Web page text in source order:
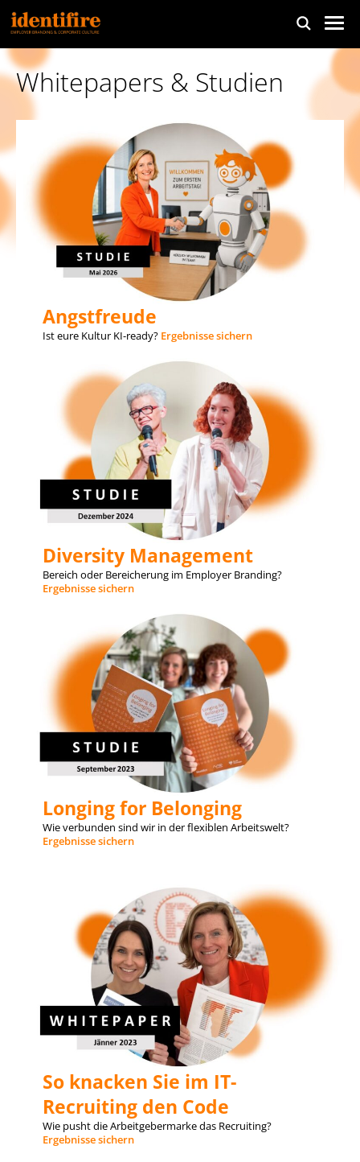
Whitepapers & Studien
Angstfreude
Ist eure Kultur KI-ready? Ergebnisse sichern
Diversity Management
Bereich oder Bereicherung im Employer Branding?
Ergebnisse sichern
Longing for Belonging
Wie verbunden sind wir in der flexiblen Arbeitswelt?
Ergebnisse sichern
So knacken Sie im IT-
Recruiting den Code
Wie pusht die Arbeitgebermarke das Recruiting?
Ergebnisse sichern